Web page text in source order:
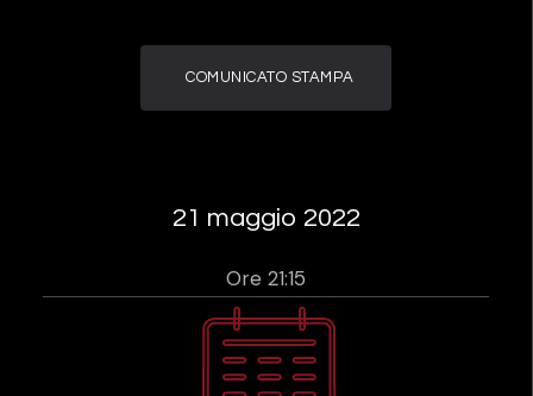
COMUNICATO STAMPA
21 maggio 2022
Ore 21:15